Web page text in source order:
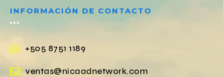
INFORMACIÓN DE CONTACTO
+505 8751 1189
ventas@nicaadnetwork.com